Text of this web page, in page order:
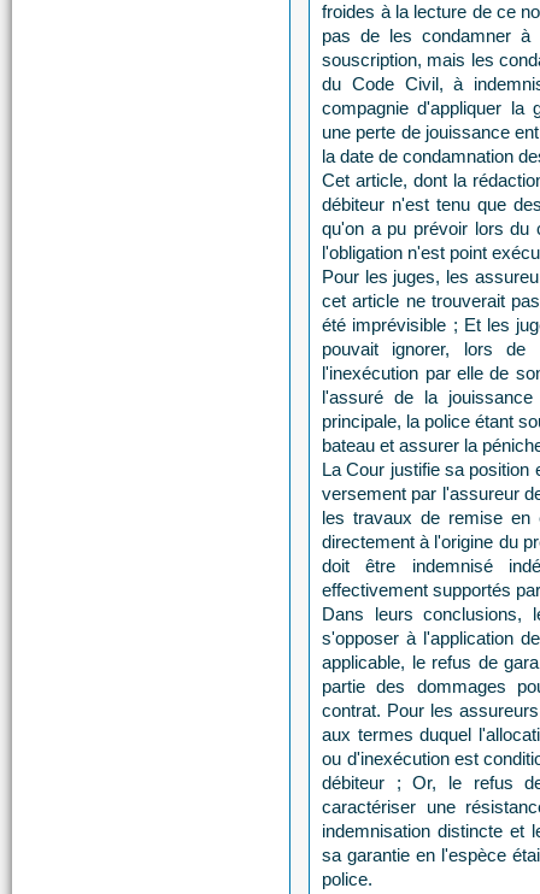
froides à la lecture de ce
pas de les condamner
souscription, mais les
du Code Civil, à
compagnie d'appliquer la
une perte de jouissance
la date de condamnation
Cet article, dont la
débiteur n'est tenu que
qu'on a pu prévoir lors du
l'obligation n'est point
Pour les juges, les
cet article ne trouverait
été imprévisible ; Et les
pouvait ignorer, lors de
l'inexécution par elle de
l'assuré de la
principale, la police étant
bateau et assurer la
La Cour justifie sa position
versement par l'assureur
les travaux de remise en
directement à l'origine du
doit être indemnisé
effectivement supportés
Dans leurs conclusions,
s'opposer à l'application
applicable, le refus de
partie des dommages
contrat. Pour les
aux termes duquel
ou d'inexécution est
débiteur ; Or, le refus
caractériser une
indemnisation distincte et
sa garantie en l'espèce
police.